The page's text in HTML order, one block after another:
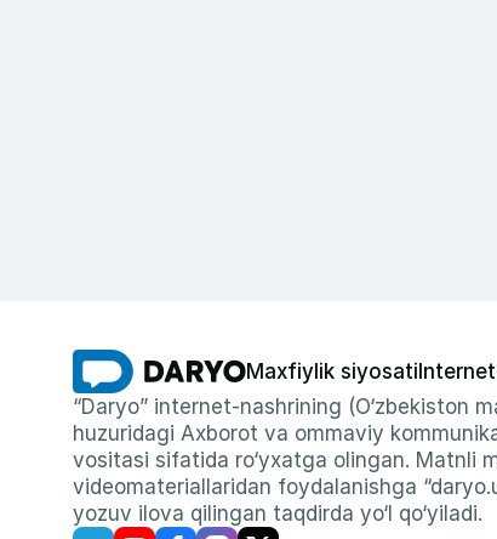
Maxfiylik siyosati
“Daryo” internet-nashrining (O‘zbekiston
huzuridagi Axborot va ommaviy
vositasi sifatida ro‘yxatga olingan. Matnli
videomateriallaridan foydalanishga
yozuv ilova qilingan taqdirda yo‘l qo‘yiladi.